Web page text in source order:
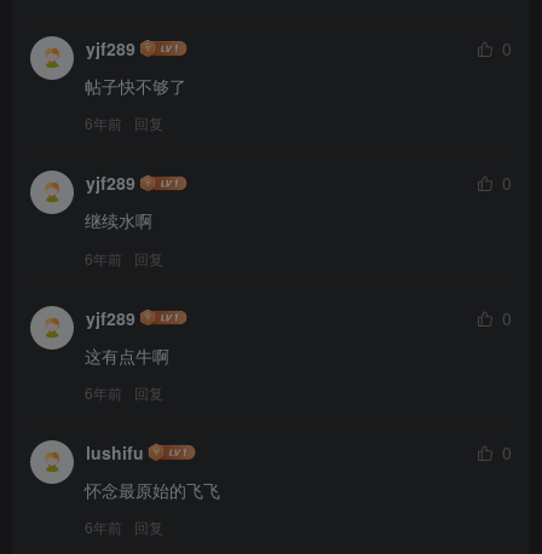
yjf289
0
帖子快不够了
6年前 回复
yjf289
0
继续水啊
6年前 回复
yjf289
0
这有点牛啊
6年前 回复
lushifu
0
怀念最原始的飞飞
6年前 回复